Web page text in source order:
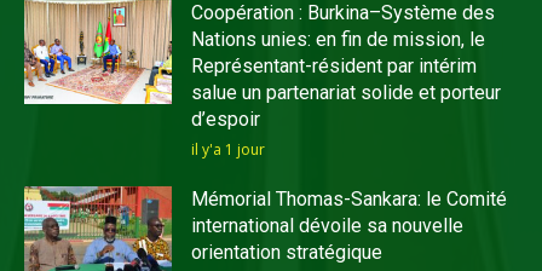
Coopération : Burkina–Système des
Nations unies: en fin de mission, le
Représentant-résident par intérim
salue un partenariat solide et porteur
d’espoir
il y'a 1 jour
Mémorial Thomas-Sankara: le Comité
international dévoile sa nouvelle
orientation stratégique